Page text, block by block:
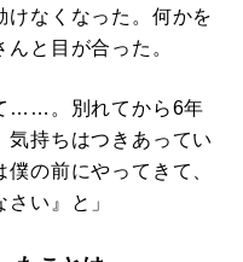
けなくなった。何かを
と目が合った。
……。別れてから6年
気持ちはつきあってい
の前にやってきて、
い』と」